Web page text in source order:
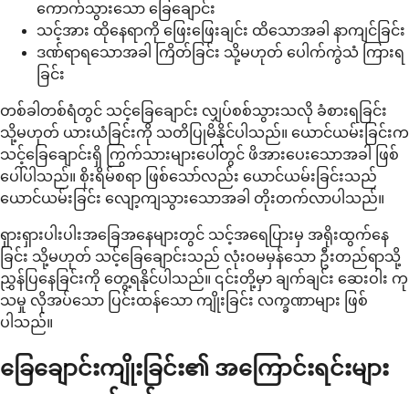
ကောက်သွားသော ခြေချောင်း
သင့်အား ထိုနေရာကို ဖြေးဖြေးချင်း ထိသောအခါ နာကျင်ခြင်း
ဒဏ်ရာရသောအခါ ကြိတ်ခြင်း သို့မဟုတ် ပေါက်ကွဲသံ ကြားရ
ခြင်း
တစ်ခါတစ်ရံတွင် သင့်ခြေချောင်း လျှပ်စစ်သွားသလို ခံစားရခြင်း
သို့မဟုတ် ယားယံခြင်းကို သတိပြုမိနိုင်ပါသည်။ ယောင်ယမ်းခြင်းက
သင့်ခြေချောင်းရှိ ကြွက်သားများပေါ်တွင် ဖိအားပေးသောအခါ ဖြစ်
ပေါ်ပါသည်။ စိုးရိမ်စရာ ဖြစ်သော်လည်း ယောင်ယမ်းခြင်းသည်
ယောင်ယမ်းခြင်း လျော့ကျသွားသောအခါ တိုးတက်လာပါသည်။
ရှားရှားပါးပါးအခြေအနေများတွင် သင့်အရေပြားမှ အရိုးထွက်နေ
ခြင်း သို့မဟုတ် သင့်ခြေချောင်းသည် လုံးဝမမှန်သော ဦးတည်ရာသို့
ညွှန်ပြနေခြင်းကို တွေ့ရနိုင်ပါသည်။ ၎င်းတို့မှာ ချက်ချင်း ဆေးဝါး ကု
သမှု လိုအပ်သော ပြင်းထန်သော ကျိုးခြင်း လက္ခဏာများ ဖြစ်
ပါသည်။
ခြေချောင်းကျိုးခြင်း၏ အကြောင်းရင်းများ